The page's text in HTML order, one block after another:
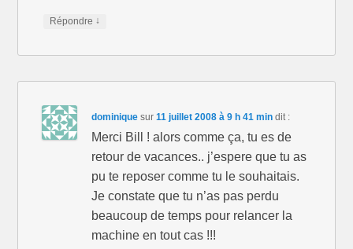
Répondre ↓
dominique sur11 juillet 2008 à 9 h 41 min dit :
Merci Bill ! alors comme ça, tu es de
retour de vacances.. j’espere que tu as
pu te reposer comme tu le souhaitais.
Je constate que tu n’as pas perdu
beaucoup de temps pour relancer la
machine en tout cas !!!